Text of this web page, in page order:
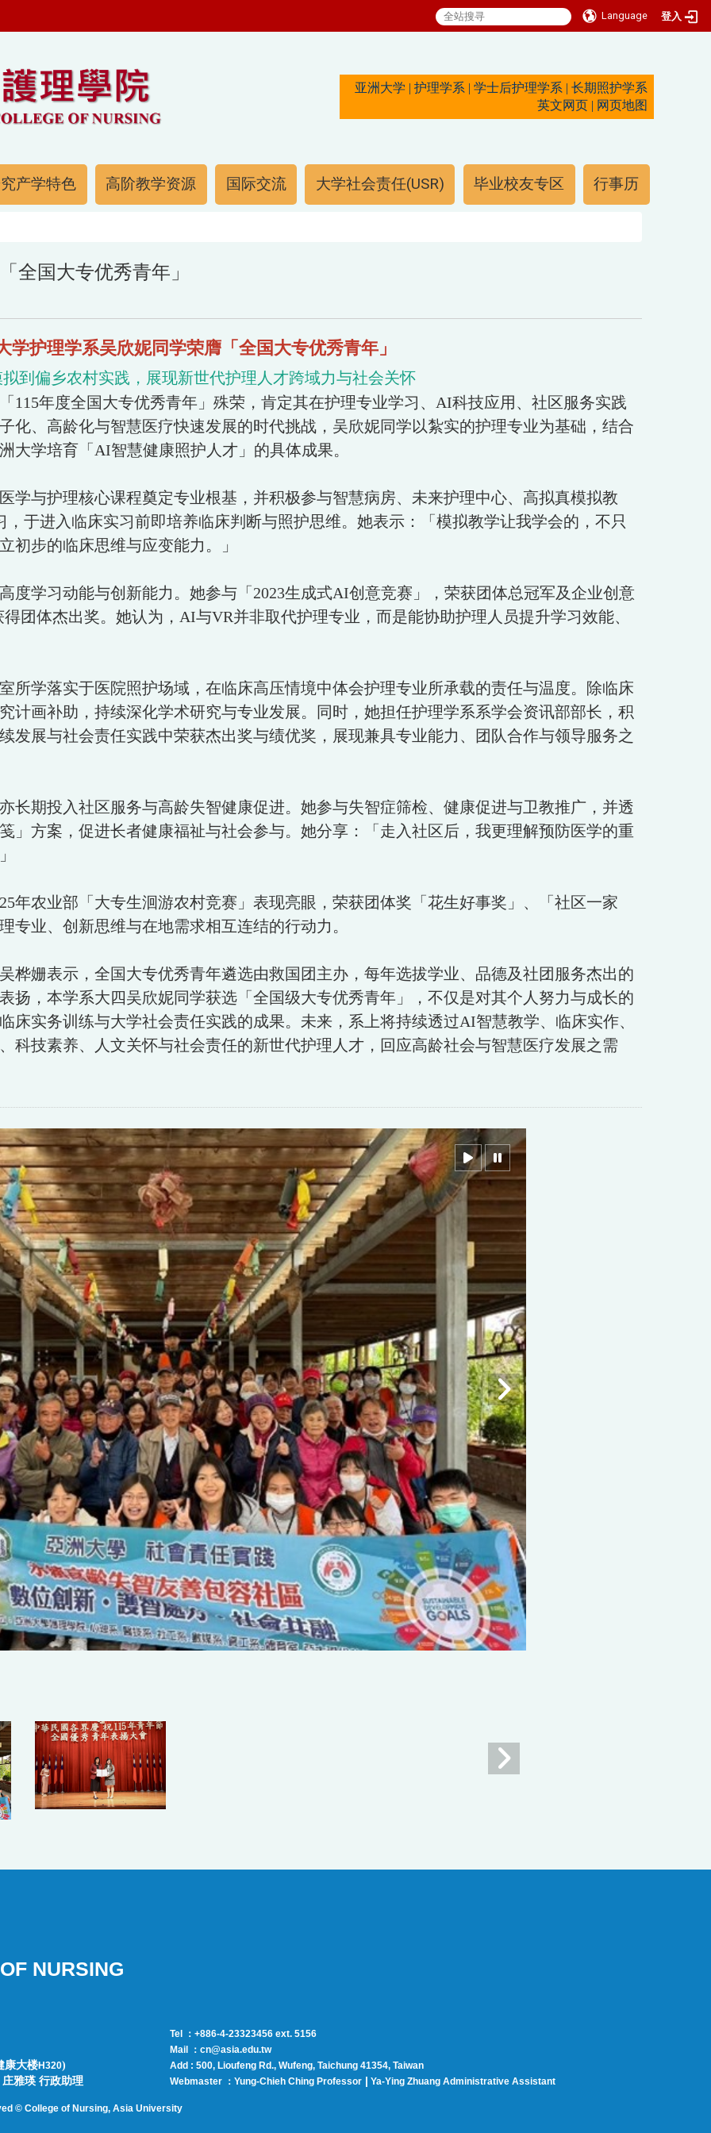
Language 登入
亚洲大学 | 护理学系 | 学士后护理学系 | 长期照护学系
英文网页 | 网页地图
产学特色 高阶教学资源 国际交流 大学社会责任(USR) 毕业校友专区 行事历
全国大专优秀青年」
学护理学系吴欣妮同学荣膺「全国大专优秀青年」
到偏乡农村实践，展现新世代护理人才跨域力与社会关怀
年度全国大专优秀青年」殊荣，肯定其在护理专业学习、AI科技应用、社区服务实践
化、高龄化与智慧医疗快速发展的时代挑战，吴欣妮同学以紮实的护理专业为基础，结合
大学培育「AI智慧健康照护人才」的具体成果。
与护理核心课程奠定专业根基，并积极参与智慧病房、未来护理中心、高拟真模拟教
于进入临床实习前即培养临床判断与照护思维。她表示：「模拟教学让我学会的，不只
初步的临床思维与应变能力。」
学习动能与创新能力。她参与「2023生成式AI创意竞赛」，荣获团体总冠军及企业创意
团体杰出奖。她认为，AI与VR并非取代护理专业，而是能协助护理人员提升学习效能、
学落实于医院照护场域，在临床高压情境中体会护理专业所承载的责任与温度。除临床
计画补助，持续深化学术研究与专业发展。同时，她担任护理学系系学会资讯部部长，积
发展与社会责任实践中荣获杰出奖与绩优奖，展现兼具专业能力、团队合作与领导服务之
期投入社区服务与高龄失智健康促进。她参与失智症筛检、健康促进与卫教推广，并透
」方案，促进长者健康福祉与社会参与。她分享：「走入社区后，我更理解预防医学的重
农业部「大专生洄游农村竞赛」表现亮眼，荣获团体奖「花生好事奖」、「社区一家
专业、创新思维与在地需求相互连结的行动力。
姗表示，全国大专优秀青年遴选由救国团主办，每年选拔学业、品德及社团服务杰出的
扬，本学系大四吴欣妮同学获选「全国级大专优秀青年」，不仅是对其个人努力与成长的
床实务训练与大学社会责任实践的成果。未来，系上将持续透过AI智慧教学、临床实作、
科技素养、人文关怀与社会责任的新世代护理人才，回应高龄社会与智慧医疗发展之需
NURSING
康大楼H320)
雅瑛 行政助理
Tel ：+886-4-23323456 ext. 5156
Mail ：cn@asia.edu.tw
Add : 500, Lioufeng Rd., Wufeng, Taichung 41354, Taiwan
Webmaster ： Yung-Chieh Ching Professor| Ya-Ying Zhuang Administrative Assistant
© College of Nursing, Asia University